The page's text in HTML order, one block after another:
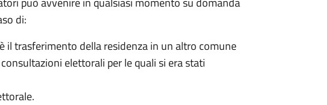
di:
il trasferimento della residenza in un altro comune
elettorali per le quali si era stati